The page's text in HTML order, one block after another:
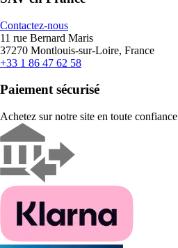
Contactez-nous
11 rue Bernard Maris
37270 Montlouis-sur-Loire, France
+33 1 86 47 62 58
Paiement sécurisé
Achetez sur notre site en toute confiance